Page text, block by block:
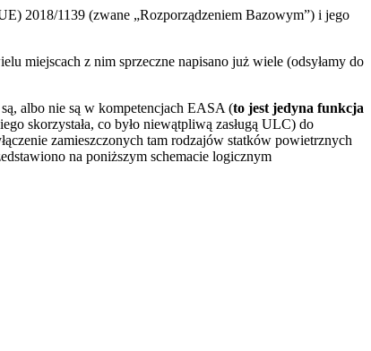
2018/1139 (zwane „Rozporządzeniem Bazowym”) i jego
miejscach z nim sprzeczne napisano już wiele (odsyłamy do
albo nie są w kompetencjach EASA (to jest jedyna funkcja
skorzystała, co było niewątpliwą zasługą ULC) do
zamieszczonych tam rodzajów statków powietrznych
na poniższym schemacie logicznym